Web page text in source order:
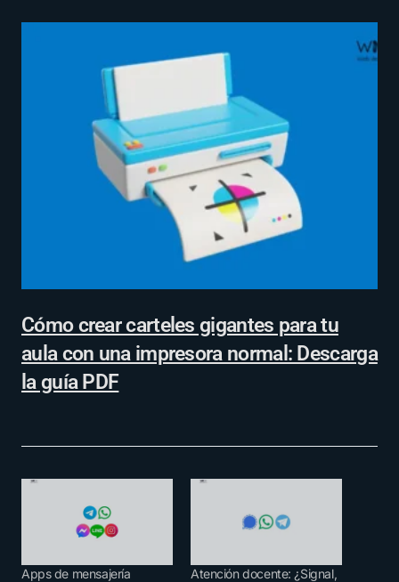
Cómo crear carteles gigantes para tu
aula con una impresora normal: Descarga
la guía PDF
Apps de mensajería
Atención docente: ¿Signal,